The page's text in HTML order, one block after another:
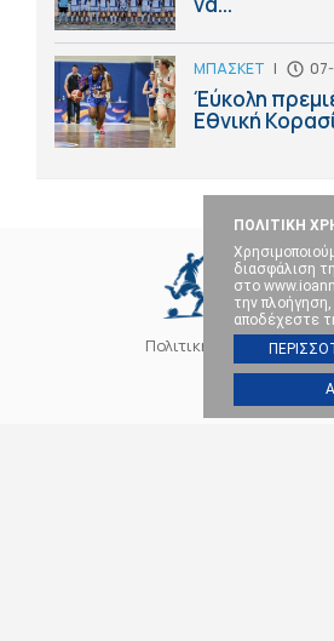
ΠΟΛΙΤΙΚΗ
διασφάλιση
στο
την
αποδέχεστε
ΜΠΑΣΚΕΤ |
Έύκολη
Εθνική
Πολιτική Cookies
SOCIAL MEDIA